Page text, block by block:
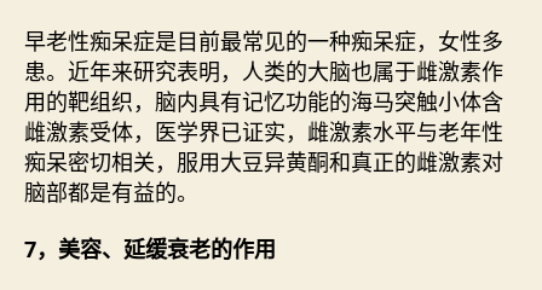
早老性痴呆症是目前最常见的一种痴呆症，女性多
患。近年来研究表明，人类的大脑也属于雌激素作
用的靶组织，脑内具有记忆功能的海马突触小体含
雌激素受体，医学界已证实，雌激素水平与老年性
痴呆密切相关，服用大豆异黄酮和真正的雌激素对
脑部都是有益的。
7，美容、延缓衰老的作用